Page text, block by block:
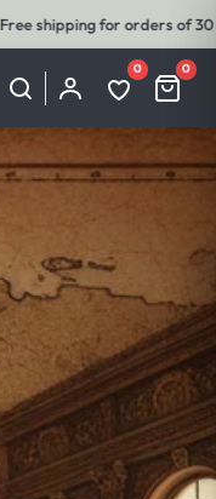
✦ Free shipping
My
Account
0
Wishlist
(0
items)
0
Cart
(0
items)